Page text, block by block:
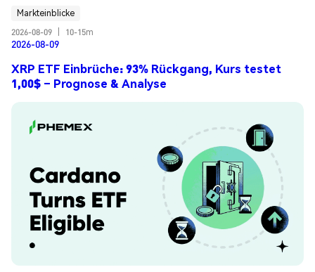
Markteinblicke
2026-08-09
10-15m
2026-08-09
XRP ETF Einbrüche: 93% Rückgang, Kurs testet
1,00$ – Prognose & Analyse